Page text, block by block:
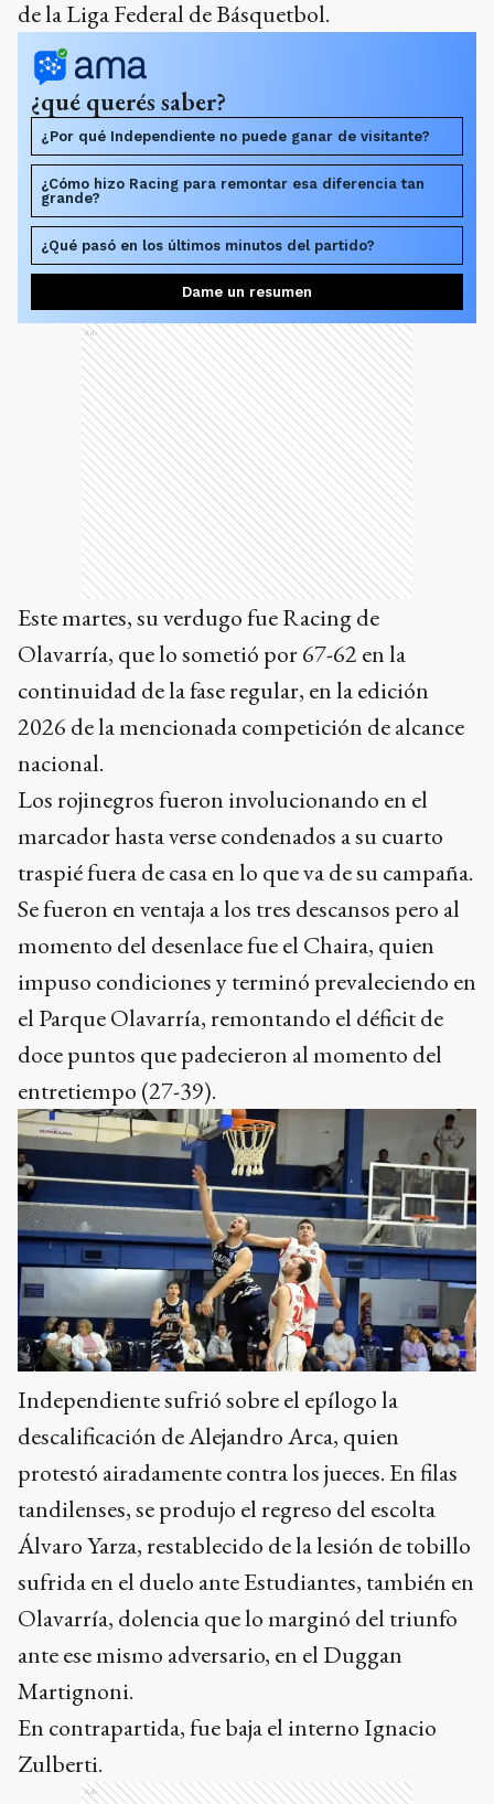
de la Liga Federal de Básquetbol.
¿qué querés saber?
¿Por qué Independiente no puede ganar de visitante?
¿Cómo hizo Racing para remontar esa diferencia tan
grande?
¿Qué pasó en los últimos minutos del partido?
Dame un resumen
Ads
Este martes, su verdugo fue Racing de
Olavarría, que lo sometió por 67-62 en la
continuidad de la fase regular, en la edición
2026 de la mencionada competición de alcance
nacional.
Los rojinegros fueron involucionando en el
marcador hasta verse condenados a su cuarto
traspié fuera de casa en lo que va de su campaña.
Se fueron en ventaja a los tres descansos pero al
momento del desenlace fue el Chaira, quien
impuso condiciones y terminó prevaleciendo en
el Parque Olavarría, remontando el déficit de
doce puntos que padecieron al momento del
entretiempo (27-39).
Independiente sufrió sobre el epílogo la
descalificación de Alejandro Arca, quien
protestó airadamente contra los jueces. En filas
tandilenses, se produjo el regreso del escolta
Álvaro Yarza, restablecido de la lesión de tobillo
sufrida en el duelo ante Estudiantes, también en
Olavarría, dolencia que lo marginó del triunfo
ante ese mismo adversario, en el Duggan
Martignoni.
En contrapartida, fue baja el interno Ignacio
Zulberti.
Ads